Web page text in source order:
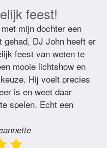
feest!
mijn dochter een
gehad, DJ John heeft er
feest van weten te
mooie lichtshow en
Hij voelt precies
is en weet daar
spelen. Echt een